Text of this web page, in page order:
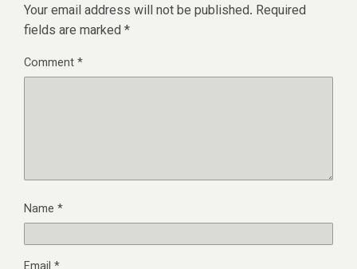
Your email address will not be published. Required
fields are marked *
Comment*
Name *